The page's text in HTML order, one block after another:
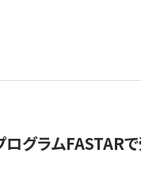
グラムFASTAR